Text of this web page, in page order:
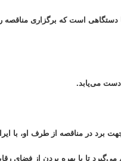
است که برگزاری مناقصه
دست می‌یابد.
برد در مناقصه از طرف او، با
تا با بهره بردن از فضای